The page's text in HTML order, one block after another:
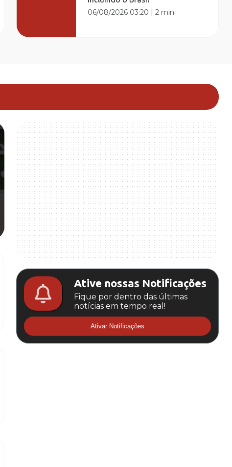
06/08/2026 03:20 |2 min
Ative nossas Notificações
Fique por dentro das últimas
notícias em tempo real!
Ativar Notificações